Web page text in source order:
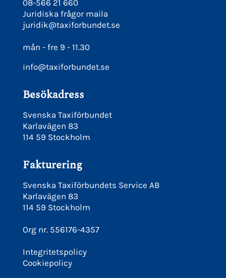
08-566 21 660
Juridiska frågor maila
juridik@taxiforbundet.se
mån - fre 9 - 11.30
info@taxiforbundet.se
Besökadress
Svenska Taxiförbundet
Karlavägen 83
114 59 Stockholm
Fakturering
Svenska Taxiförbundets Service AB
Karlavägen 83
114 59 Stockholm
Org nr. 556176-4357
Integritetspolicy
Cookiepolicy